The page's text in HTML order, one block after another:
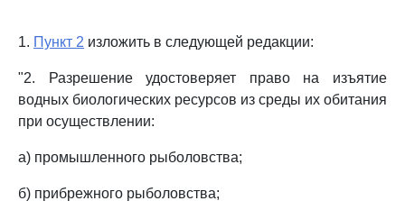
1. Пункт 2 изложить в следующей редакции:
"2. Разрешение удостоверяет право на изъятие
водных биологических ресурсов из среды их обитания
при осуществлении:
а) промышленного рыболовства;
б) прибрежного рыболовства;